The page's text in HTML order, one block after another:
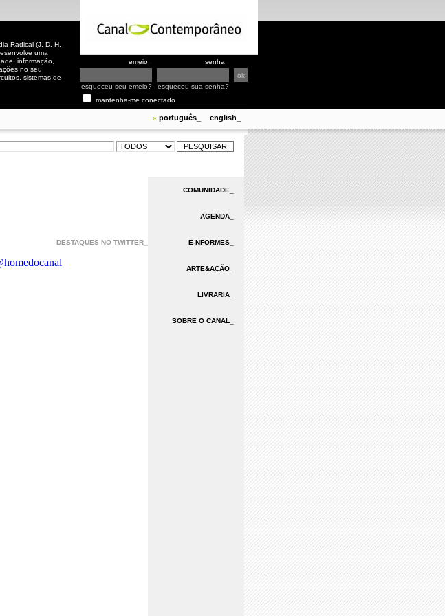
Radical (J. D. H.
uma
informação,
no seu
sistemas de
emeio_ senha_
esqueceu seu emeio?
esqueceu sua senha?
mantenha-me conectado
» português_ english_
DESTAQUES NO TWITTER_
COMUNIDADE_
AGENDA_
E-NFORMES_
ARTE&AÇÃO_
LIVRARIA_
SOBRE O CANAL_